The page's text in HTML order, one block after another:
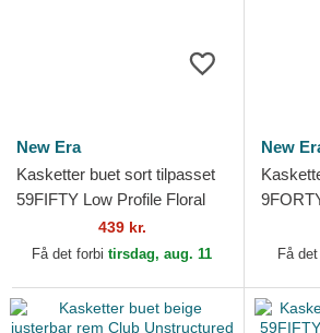
New Era
Kasketter buet sort tilpasset
59FIFTY Low Profile Floral
Cord Three Looms Printed
Corduroy fra...
439 kr.
Få det forbi tirsdag, aug. 11
New
Script
MLB
Få